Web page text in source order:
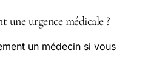
une urgence médicale ?
un médecin si vous